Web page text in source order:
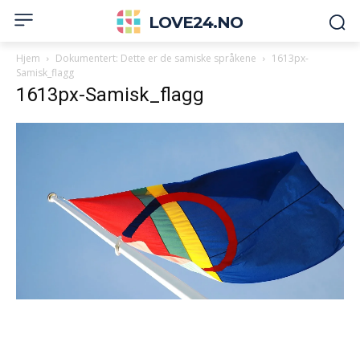
LOVE24.NO
Hjem Dokumentert: Dette er de samiske språkene
1613px-
Samisk_flagg
1613px-Samisk_flagg